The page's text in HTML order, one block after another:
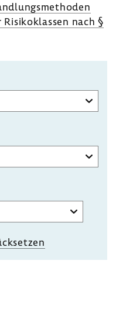
nach §